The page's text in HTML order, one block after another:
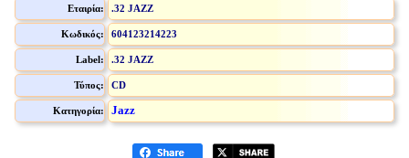
Εταιρία: .32 JAZZ
Κωδικός: 604123214223
Label: .32 JAZZ
Τύπος: CD
Κατηγορία: Jazz